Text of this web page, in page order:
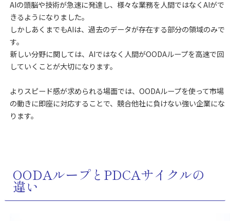
AIの頭脳や技術が急速に発達し、様々な業務を人間ではなくAIがで
きるようになりました。
しかしあくまでもAIは、過去のデータが存在する部分の領域のみで
す。
新しい分野に関しては、AIではなく人間がOODAループを高速で回
していくことが大切になります。
よりスピード感が求められる場面では、OODAループを使って市場
の動きに即座に対応することで、競合他社に負けない強い企業にな
ります。
OODAループとPDCAサイクルの
違い